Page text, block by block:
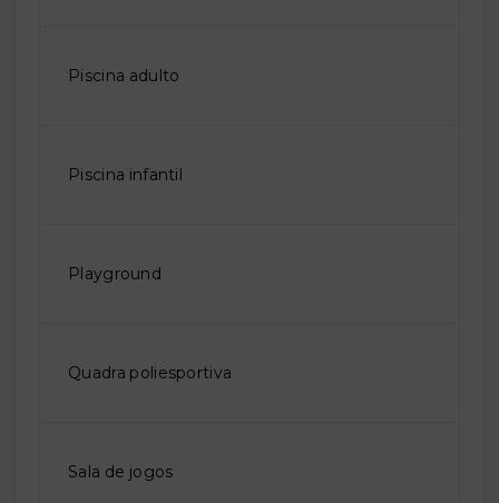
Piscina adulto
Piscina infantil
Playground
Quadra poliesportiva
Sala de jogos